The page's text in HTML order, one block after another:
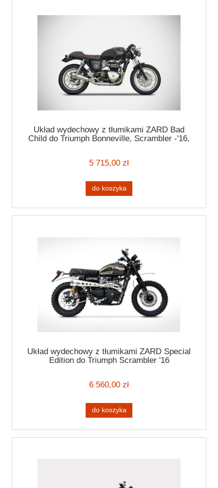
Układ wydechowy z tłumikami ZARD Bad
Child do Triumph Bonneville, Scrambler -'16,
5 715,00 zł
do koszyka
Układ wydechowy z tłumikami ZARD Special
Edition do Triumph Scrambler '16
6 560,00 zł
do koszyka